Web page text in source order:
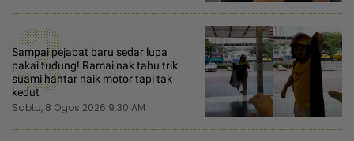
3
Sampai pejabat baru sedar lupa
pakai tudung! Ramai nak tahu trik
suami hantar naik motor tapi tak
kedut
Sabtu, 8 Ogos 2026 9:30 AM